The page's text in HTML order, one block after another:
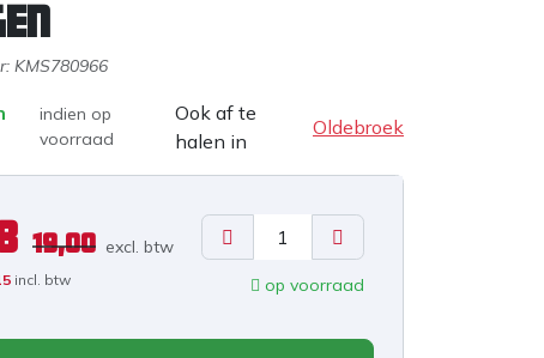
KMS780966
indien op
voorraad
Ook af te
halen in
Oldebroek
19,00 excl. btw
incl. btw op voorraad